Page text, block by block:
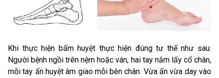
Khi thực hiện bấm huyệt thực hiện đúng tư thế như sau:
Người bệnh ngồi trên nệm hoặc ván, hai tay nắm lấy cổ chân,
mỗi tay ấn huyệt âm giao mỗi bên chân. Vừa ấn vừa day vào